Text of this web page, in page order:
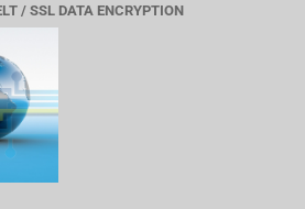
/ SSL DATA ENCRYPTION